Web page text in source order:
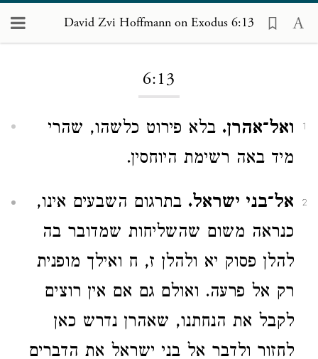
David Zvi Hoffmann on Exodus 6:13
6:13
1 ואל־אהרן. בלא פירוט כלשהו, שהרי
מיד באה רשימת היוחסין.
2 אל־בני ישראל. בתרגום השבעים אינו,
כנראה משום שהשליחות שמדובר בה
להלן פסוק יא ולהלן ז, ח ואילך מופנית
רק אל פרעה. ואולם גם אם אין רוצים
לקבל את הנחתנו, שאהרן נדרש כאן
לחזור ולדבר אל בני ישראל את הדברים